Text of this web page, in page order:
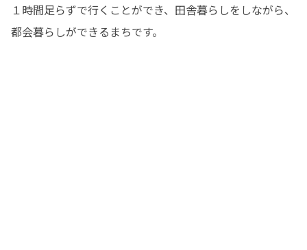
１時間足らずで行くことができ、田舎暮らしをしながら、
都会暮らしができるまちです。